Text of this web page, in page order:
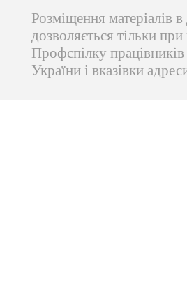
Розміщення матеріалів
дозволяється тільки
Профспілку
України і вказівки